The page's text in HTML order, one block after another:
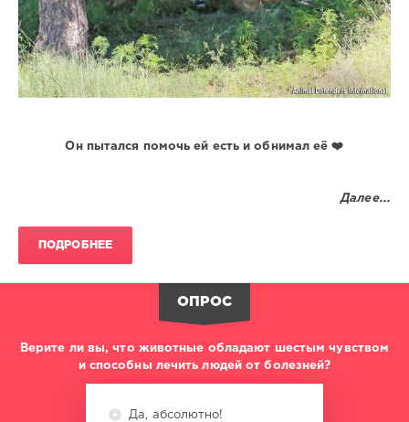
Он пытался помочь ей есть и обнимал её ❤️
Далее...
ПОДРОБНЕЕ
ОПРОС
Верите ли вы, что животные обладают шестым чувством
и способны лечить людей от болезней?
Да, абсолютно!